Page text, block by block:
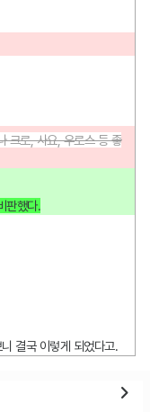
크로, 사요, 우로스 등 좋
판했다.
결국 이렇게 되었다고.